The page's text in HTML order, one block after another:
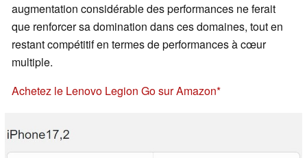
augmentation considérable des performances ne ferait
que renforcer sa domination dans ces domaines, tout en
restant compétitif en termes de performances à cœur
multiple.
Achetez le Lenovo Legion Go sur Amazon